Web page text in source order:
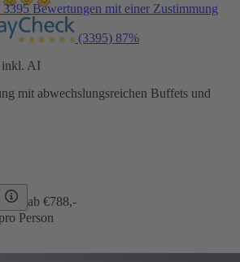
Bewertungen mit einer Zustimmung
(3395) 87%
inkl. AI
mit abwechslungsreichen Buffets und
ab €788,-
Person